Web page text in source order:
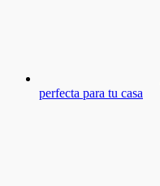
perfecta para tu casa